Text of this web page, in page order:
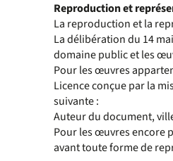
Reproduction et
La reproduction et la
La délibération du 14
domaine public et les
Pour les œuvres
Licence conçue par la
suivante :
Auteur du document,
Pour les œuvres encore
avant toute forme de